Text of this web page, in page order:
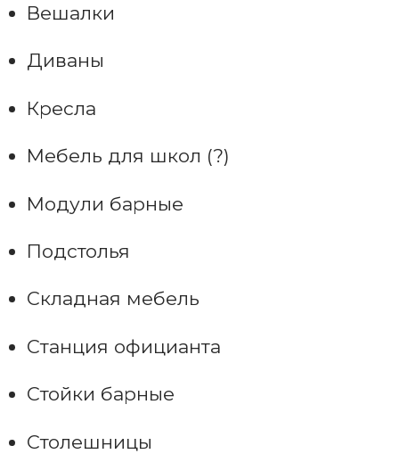
Вешалки
Диваны
Кресла
Мебель для школ (?)
Модули барные
Подстолья
Складная мебель
Станция официанта
Стойки барные
Столешницы